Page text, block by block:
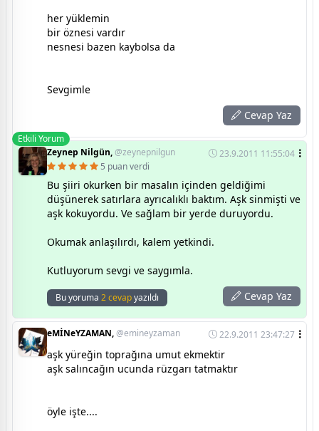
her yüklemin
bir öznesi vardır
nesnesi bazen kaybolsa da
Sevgimle
Cevap Yaz
Etkili Yorum
Zeynep Nilgün,@zeynepnilgun
23.9.2011 11:55:04
5 puan verdi
Bu şiiri okurken bir masalın içinden geldiğimi
düşünerek satırlara ayrıcalıklı baktım. Aşk sinmişti ve
aşk kokuyordu. Ve sağlam bir yerde duruyordu.
Okumak anlaşılırdı, kalem yetkindi.
Kutluyorum sevgi ve saygımla.
Bu yoruma 2 cevapyazıldı Cevap Yaz
eMİNeYZAMAN,@emineyzaman 22.9.2011 23:47:27
aşk yüreğin toprağına umut ekmektir
aşk salıncağın ucunda rüzgarı tatmaktır
öyle işte....